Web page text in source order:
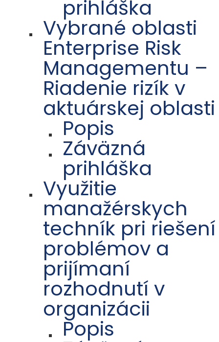
prihláška
Vybrané oblasti
Enterprise Risk
Managementu –
Riadenie rizík v
aktuárskej oblasti
Popis
Záväzná
prihláška
Využitie
manažérskych
techník pri riešení
problémov a
prijímaní
rozhodnutí v
organizácii
Popis